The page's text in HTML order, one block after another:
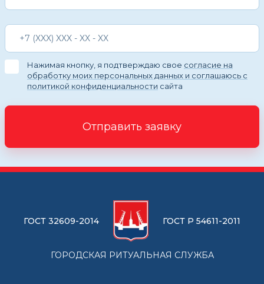
Нажимая кнопку, я подтверждаю свое согласие на
обработку моих персональных данных и соглашаюсь с
политикой конфиденциальности сайта
Отправить заявку
ГОСТ 32609-2014 ГОСТ Р 54611-2011
ГОРОДСКАЯ РИТУАЛЬНАЯ СЛУЖБА